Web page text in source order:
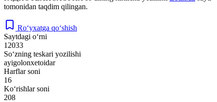
tomonidan taqdim qilingan.
Ro‘yxatga qo‘shish
Saytdagi o‘rni
12033
So‘zning teskari yozilishi
ayigolonxetoidar
Harflar soni
16
Ko‘rishlar soni
208